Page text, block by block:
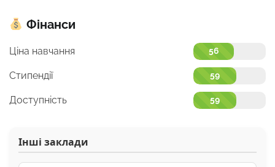
Фінанси
Ціна навчання 56
Стипендії 59
Доступність 59
Інші заклади